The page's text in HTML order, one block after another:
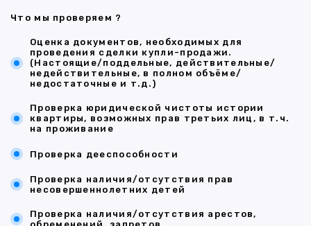
Что мы проверяем ?
Оценка документов, необходимых для
проведения сделки купли-продажи.
(Настоящие/поддельные, действительные/
недействительные, в полном объёме/
недостаточные и т.д.)
Проверка юридической чистоты истории
квартиры, возможных прав третьих лиц, в т.ч.
на проживание
Проверка дееспособности
Проверка наличия/отсутствия прав
несовершеннолетних детей
Проверка наличия/отсутствия арестов,